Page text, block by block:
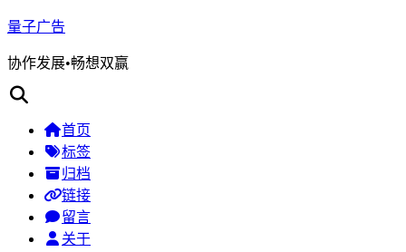
量子广告
协作发展•畅想双赢
首页
标签
归档
链接
留言
关于